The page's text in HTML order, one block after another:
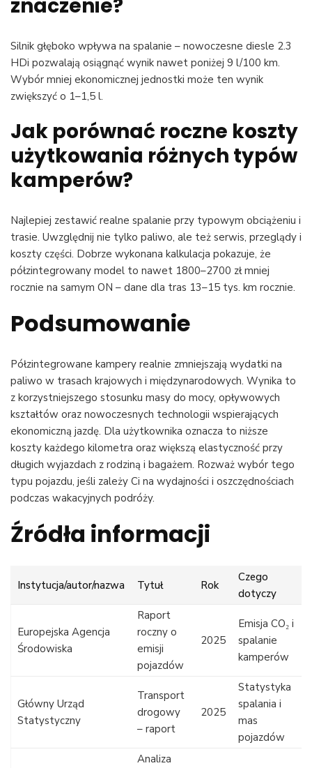
znaczenie?
Silnik głęboko wpływa na spalanie – nowoczesne diesle 2.3
HDi pozwalają osiągnąć wynik nawet poniżej 9 l/100 km.
Wybór mniej ekonomicznej jednostki może ten wynik
zwiększyć o 1–1,5 l.
Jak porównać roczne koszty
użytkowania różnych typów
kamperów?
Najlepiej zestawić realne spalanie przy typowym obciążeniu i
trasie. Uwzględnij nie tylko paliwo, ale też serwis, przeglądy i
koszty części. Dobrze wykonana kalkulacja pokazuje, że
półzintegrowany model to nawet 1800–2700 zł mniej
rocznie na samym ON – dane dla tras 13–15 tys. km rocznie.
Podsumowanie
Półzintegrowane kampery realnie zmniejszają wydatki na
paliwo w trasach krajowych i międzynarodowych. Wynika to
z korzystniejszego stosunku masy do mocy, opływowych
kształtów oraz nowoczesnych technologii wspierających
ekonomiczną jazdę. Dla użytkownika oznacza to niższe
koszty każdego kilometra oraz większą elastyczność przy
długich wyjazdach z rodziną i bagażem. Rozważ wybór tego
typu pojazdu, jeśli zależy Ci na wydajności i oszczędnościach
podczas wakacyjnych podróży.
Źródła informacji
Instytucja/autor/nazwa Tytuł Rok
Czego
dotyczy
Europejska Agencja
Środowiska
Raport
roczny o
emisji
pojazdów
2025
Emisja CO₂ i
spalanie
kamperów
Główny Urząd
Statystyczny
Transport
drogowy
– raport
2025
Statystyka
spalania i
mas
pojazdów
Analiza